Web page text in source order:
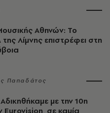
Αθηνών: Το
Λίμνης επιστρέφει στη
Παπαδάτος
με την 10η
Eurovision, σε καμία